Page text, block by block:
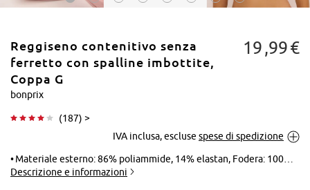
Reggiseno contenitivo senza
ferretto con spalline imbottite,
Coppa G
bonprix
(187) >
19 99€
IVA inclusa, escluse spese di spedizione
Materiale esterno: 86% poliammide, 14% elastan, Fodera: 100% cotone, Pizzo: 86% poliammide, 14% elastan, Inserto: 100% poliammide
Descrizione e informazioni